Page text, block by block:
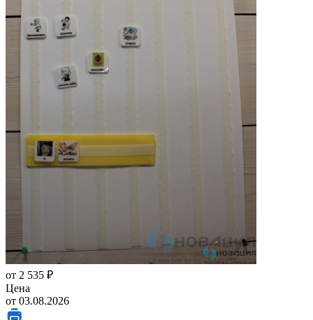
от 2 535 ₽
Цена
от 03.08.2026